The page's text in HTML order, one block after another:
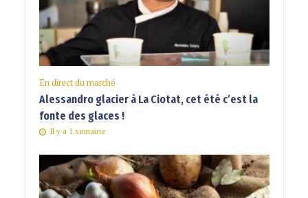
En direct du marché
Alessandro glacier à La Ciotat, cet été c’est la
fonte des glaces !
Il y a 1 semaine